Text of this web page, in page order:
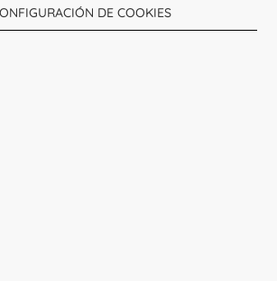
DE COOKIES